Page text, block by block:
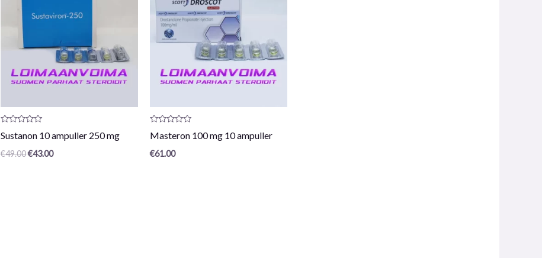
0
5
Sustanon 10 ampuller 250 mg
€49.00€43.00
€43,00.
0
5
Masteron 100 mg 10 ampuller
€61.00